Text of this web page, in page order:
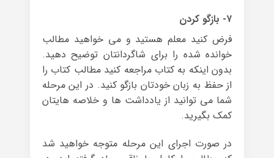
۷- بازگو کردن
فرض کنید معلم هستید و می خواهید مطالب
خوانده شده را برای شاگردانتان توضیح دهید.
بدون اینکه به کتاب مراجعه کنید مطالب کتاب را
از حفظ به زبان خودتان بازگو کنید. در این مرحله
شما می توانید از یادداشت ها و خلاصه هایتان
کمک بگیرید.
در صورت اجرای این مرحله متوجه خواهید شد